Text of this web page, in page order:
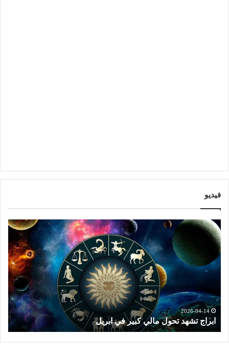
فيديو
ب
ر
ا
ج
ه
ح
و
2026-04-14
ابراج تشهد تحول مالي كبير في ابريل
ا